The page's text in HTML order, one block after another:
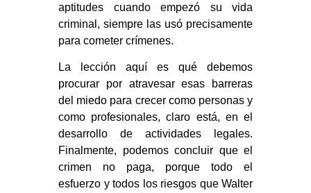
aptitudes cuando empezó su vida
criminal, siempre las usó precisamente
para cometer crímenes.
La lección aquí es qué debemos
procurar por atravesar esas barreras
del miedo para crecer como personas y
como profesionales, claro está, en el
desarrollo de actividades legales.
Finalmente, podemos concluir que el
crimen no paga, porque todo el
esfuerzo y todos los riesgos que Walter